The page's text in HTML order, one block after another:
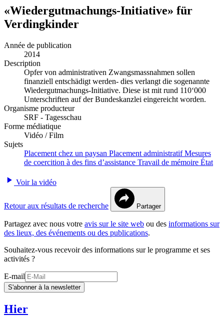
«Wiedergutmachungs-Initiative» für
Verdingkinder
Année de publication
2014
Description
Opfer von administrativen Zwangsmassnahmen sollen
finanziell entschädigt werden- dies verlangt die sogenannte
Wiedergutmachungs-Initiative. Diese ist mit rund 110‘000
Unterschriften auf der Bundeskanzlei eingereicht worden.
Organisme producteur
SRF - Tagesschau
Forme médiatique
Vidéo / Film
Sujets
Placement chez un paysan Placement administratifMesures
de coercition à des fins d’assistance Travail de mémoire État
Voir la vidéo
Retour aux résultats de recherche Partager
Partagez avec nous votre avis sur le site web ou des informations sur
des lieux, des événements ou des publications.
Souhaitez-vous recevoir des informations sur le programme et ses
activités ?
E-mail
S'abonner à la newsletter
Hier